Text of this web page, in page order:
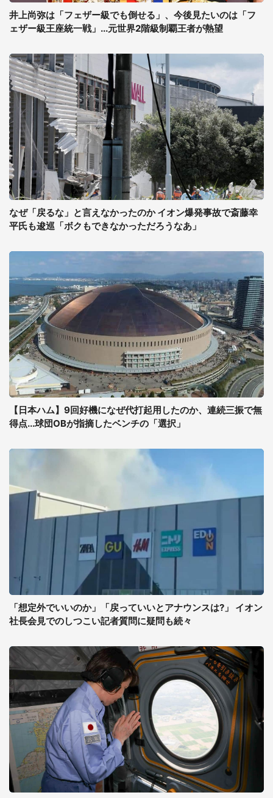
井上尚弥は「フェザー級でも倒せる」、今後見たいのは「フ
ェザー級王座統一戦」...元世界2階級制覇王者が熱望
なぜ「戻るな」と言えなかったのか イオン爆発事故で斎藤幸
平氏も逡巡「ボクもできなかっただろうなあ」
【日本ハム】9回好機になぜ代打起用したのか、連続三振で無
得点...球団OBが指摘したベンチの「選択」
「想定外でいいのか」「戻っていいとアナウンスは?」 イオン
社長会見でのしつこい記者質問に疑問も続々